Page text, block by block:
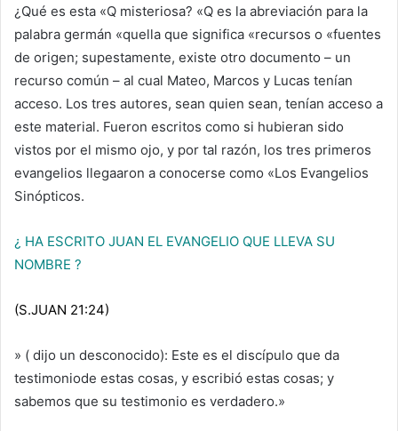
¿Qué es esta «Q misteriosa? «Q es la abreviación para la
palabra germán «quella que significa «recursos o «fuentes
de origen; supestamente, existe otro documento – un
recurso común – al cual Mateo, Marcos y Lucas tenían
acceso. Los tres autores, sean quien sean, tenían acceso a
este material. Fueron escritos como si hubieran sido
vistos por el mismo ojo, y por tal razón, los tres primeros
evangelios llegaaron a conocerse como «Los Evangelios
Sinópticos.
¿ HA ESCRITO JUAN EL EVANGELIO QUE LLEVA SU
NOMBRE ?
(S.JUAN 21:24)
» ( dijo un desconocido): Este es el discípulo que da
testimoniode estas cosas, y escribió estas cosas; y
sabemos que su testimonio es verdadero.»